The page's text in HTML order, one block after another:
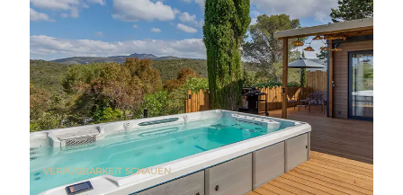
VERFÜGBARKEIT SCHAUEN